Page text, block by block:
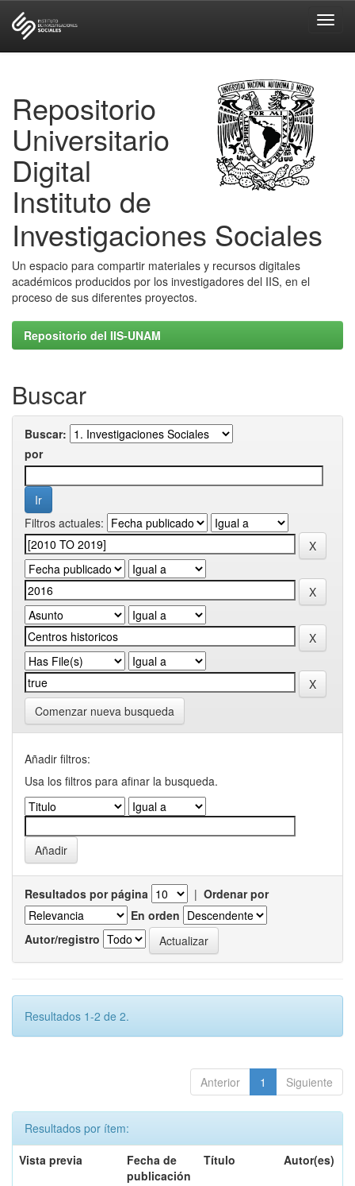
Repositorio
Universitario
Digital
Instituto de
Investigaciones Sociales
Un espacio para compartir materiales y recursos digitales
académicos producidos por los investigadores del IIS, en el
proceso de sus diferentes proyectos.
Repositorio del IIS-UNAM
Buscar
Buscar:
por
Filtros actuales:
Comenzar nueva busqueda
Añadir filtros:
Usa los filtros para afinar la busqueda.
Resultados por página | Ordenar por
En orden
Autor/registro
Resultados 1-2 de 2.
Anterior 1 Siguiente
Resultados por ítem:
Vista previa
Fecha de
publicación
Título Autor(es)